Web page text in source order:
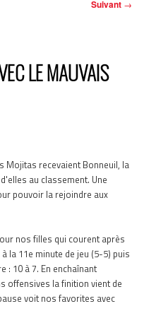
Suivant →
LE MAUVAIS
Mojitas recevaient Bonneuil, la
au classement. Une
pouvoir la rejoindre aux
nos filles qui courent après
la 11e minute de jeu (5-5) puis
: 10 à 7. En enchaînant
offensives la finition vient de
voit nos favorites avec